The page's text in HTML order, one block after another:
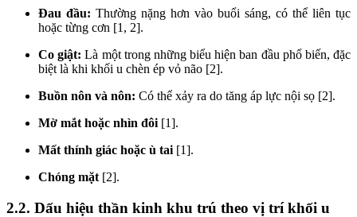
Đau đầu: Thường nặng hơn vào buổi sáng, có thể liên tục
hoặc từng cơn [1, 2].
Co giật: Là một trong những biểu hiện ban đầu phổ biến, đặc
biệt là khi khối u chèn ép vỏ não [2].
Buồn nôn và nôn: Có thể xảy ra do tăng áp lực nội sọ [2].
Mờ mắt hoặc nhìn đôi [1].
Mất thính giác hoặc ù tai [1].
Chóng mặt [2].
2.2. Dấu hiệu thần kinh khu trú theo vị trí khối u